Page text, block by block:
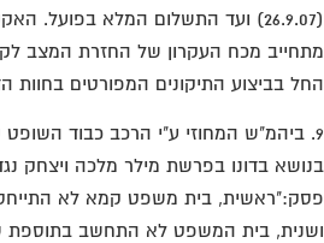
(26.9.07) ועד התשלום המלא בפועל.
מכח העקרון של החזרת המצב
בביצוע התיקונים המפורטים בחוות
ביהמ"ש המחוזי ע"י הרכב כבוד השופט
בדונו בפרשת מילר מלכה ויצחק
בית משפט קמא לא התייחס